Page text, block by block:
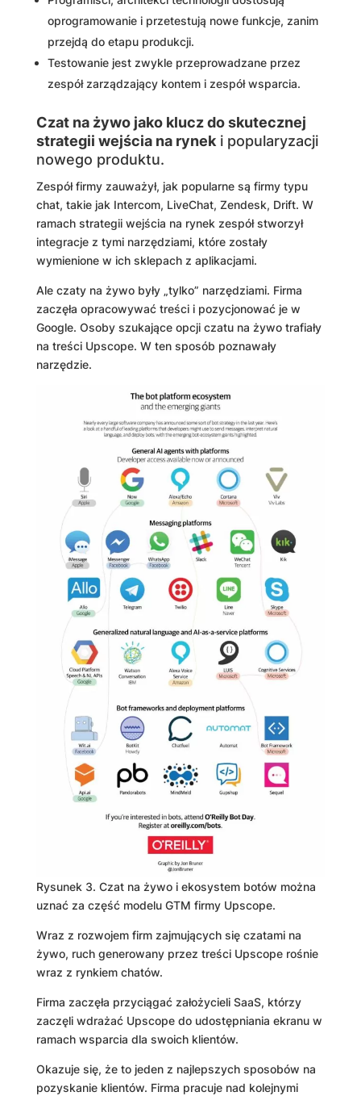
oprogramowanie i przetestują nowe funkcje, zanim
przejdą do etapu produkcji.
Testowanie jest zwykle przeprowadzane przez
zespół zarządzający kontem i zespół wsparcia.
Czat na żywo jako klucz do skutecznej
strategii wejścia na ryneki popularyzacji
nowego produktu.
Zespół firmy zauważył, jak popularne są firmy typu
chat, takie jak Intercom, LiveChat, Zendesk, Drift. W
ramach strategii wejścia na rynek zespół stworzył
integracje z tymi narzędziami, które zostały
wymienione w ich sklepach z aplikacjami.
Ale czaty na żywo były „tylko” narzędziami. Firma
zaczęła opracowywać treści i pozycjonować je w
Google. Osoby szukające opcji czatu na żywo trafiały
na treści Upscope. W ten sposób poznawały
narzędzie.
Rysunek 3. Czat na żywo i ekosystem botów można
uznać za część modelu GTM firmy Upscope.
Wraz z rozwojem firm zajmujących się czatami na
żywo, ruch generowany przez treści Upscope rośnie
wraz z rynkiem chatów.
Firma zaczęła przyciągać założycieli SaaS, którzy
zaczęli wdrażać Upscope do udostępniania ekranu w
ramach wsparcia dla swoich klientów.
Okazuje się, że to jeden z najlepszych sposobów na
pozyskanie klientów. Firma pracuje nad kolejnymi